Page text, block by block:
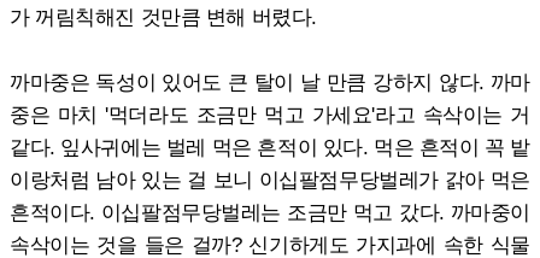
가 꺼림칙해진 것만큼 변해 버렸다.
까마중은 독성이 있어도 큰 탈이 날 만큼 강하지 않다. 까마
중은 마치 '먹더라도 조금만 먹고 가세요'라고 속삭이는 거
같다. 잎사귀에는 벌레 먹은 흔적이 있다. 먹은 흔적이 꼭 밭
이랑처럼 남아 있는 걸 보니 이십팔점무당벌레가 갉아 먹은
흔적이다. 이십팔점무당벌레는 조금만 먹고 갔다. 까마중이
속삭이는 것을 들은 걸까? 신기하게도 가지과에 속한 식물